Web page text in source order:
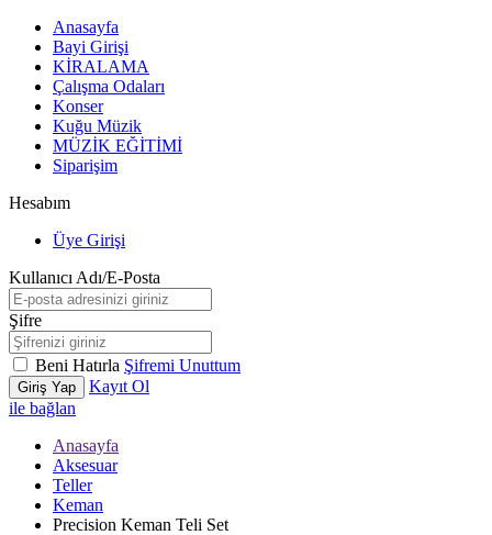
Anasayfa
Bayi Girişi
KİRALAMA
Çalışma Odaları
Konser
Kuğu Müzik
MÜZİK EĞİTİMİ
Siparişim
Hesabım
Üye Girişi
Kullanıcı Adı/E-Posta
Şifre
Beni Hatırla Şifremi Unuttum
Giriş Yap
Kayıt Ol
ile bağlan
Anasayfa
Aksesuar
Teller
Keman
Precision Keman Teli Set